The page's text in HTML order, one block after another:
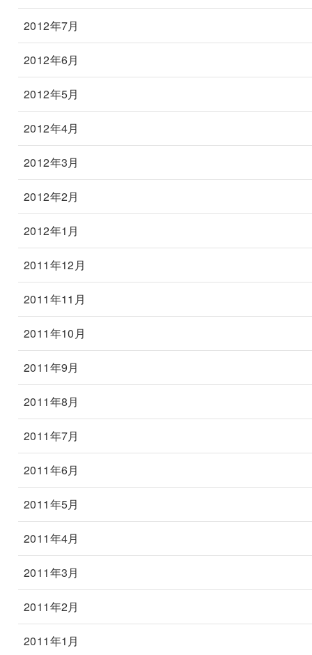
2012年7月
2012年6月
2012年5月
2012年4月
2012年3月
2012年2月
2012年1月
2011年12月
2011年11月
2011年10月
2011年9月
2011年8月
2011年7月
2011年6月
2011年5月
2011年4月
2011年3月
2011年2月
2011年1月